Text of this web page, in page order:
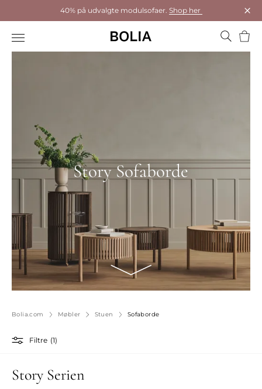
40% på udvalgte modulsofaer. Shop her
Kurv
Story Sofaborde
Bolia.com Møbler Stuen Sofaborde
Filtre (1)
Story Serien